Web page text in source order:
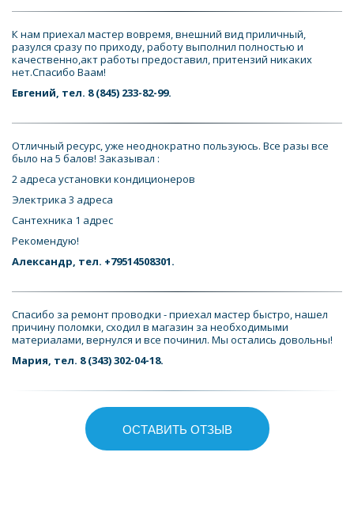
К нам приехал мастер вовремя, внешний вид приличный,
разулся сразу по приходу, работу выполнил полностью и
качественно,акт работы предоставил, притензий никаких
нет.Спасибо Ваам!
Евгений, тел. 8 (845) 233-82-99.
Отличный ресурс, уже неоднократно пользуюсь. Все разы все
было на 5 балов! Заказывал :
2 адреса установки кондиционеров
Электрика 3 адреса
Сантехника 1 адрес
Рекомендую!
Александр, тел. +79514508301.
Спасибо за ремонт проводки - приехал мастер быстро, нашел
причину поломки, сходил в магазин за необходимыми
материалами, вернулся и все починил. Мы остались довольны!
Мария, тел. 8 (343) 302-04-18.
ОСТАВИТЬ ОТЗЫВ